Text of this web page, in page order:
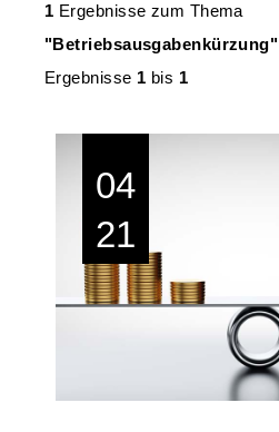
1 Ergebnisse zum Thema
"Betriebsausgabenkürzung"
Ergebnisse 1 bis 1
04
21